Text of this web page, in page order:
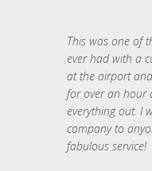
This was one of
ever had with a
at the airport
for over an hour
everything out. I
company to
fabulous service!